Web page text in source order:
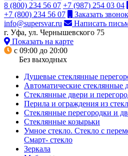
8 (800) 234 56 07 +7 (987) 254 03 04
+7 (800) 234 56 07
Заказать звонок
info@supersvar.ru
Написать
г. Уфа, ул. Чернышевского 75
Показать на карте
с 09:00 до 20:00
Без выходных
Душевые стеклянные
Автоматические стеклянные
Стеклянные двери и
Перила и ограждения из
Стеклянные перегородки и
Стеклянные козырьки
Умное стекло. Стекло с
Смарт- стекло
Зеркала